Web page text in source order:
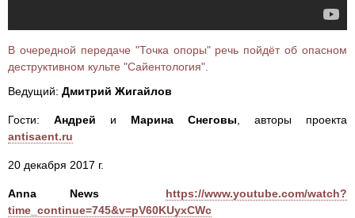
В очередной передаче "Точка опоры" речь пойдёт об опасном
деструктивном культе "Сайентология".
Ведущий: Дмитрий Жигайлов
Гости: Андрей и Марина Снеговы , авторы проекта
antisaent.ru
20 декабря 2017 г.
Anna News https://www.youtube.com/watch?
time_continue=745&v=pV60KUyxCWc